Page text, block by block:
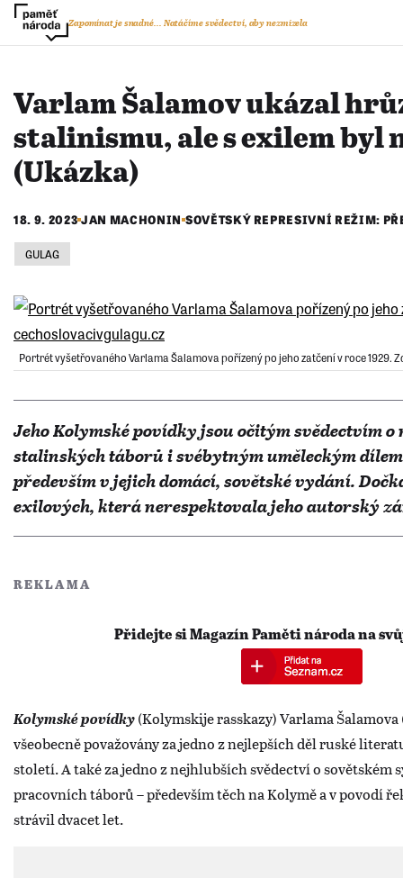
Zapomínat je snadné... Natáčíme svědectví, aby nezmizela
Varlam Šalamov ukázal
stalinismu, ale s exilem byl
(Ukázka)
18. 9. 2023 JAN MACHONIN SOVĚTSKÝ REPRESIVNÍ REŽIM:
GULAG
Portrét vyšetřovaného Varlama Šalamova pořízený po jeho zatčení v roce 1929.
Jeho Kolymské povídky jsou očitým svědectvím o
stalinských táborů i svébytným uměleckým
především v jejich domácí, sovětské vydání.
exilových, která nerespektovala jeho autorský
REKLAMA
Přidejte si Magazín Paměti národa na
Kolymské povídky(Kolymskije rasskazy) Varlama Šalamova
všeobecně považovány za jedno z nejlepších děl ruské
století. A také za jedno z nejhlubších svědectví o sovětském
pracovních táborů – především těch na Kolymě a v povodí
strávil dvacet let.